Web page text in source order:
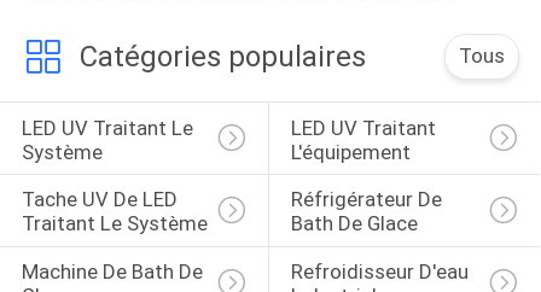
Catégories populaires Tous
LED UV Traitant Le
Système
LED UV Traitant
L'équipement
Tache UV De LED
Traitant Le Système
Réfrigérateur De
Bath De Glace
Machine De Bath De
Refroidisseur D'eau